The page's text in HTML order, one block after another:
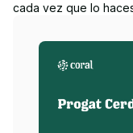
cada vez que lo